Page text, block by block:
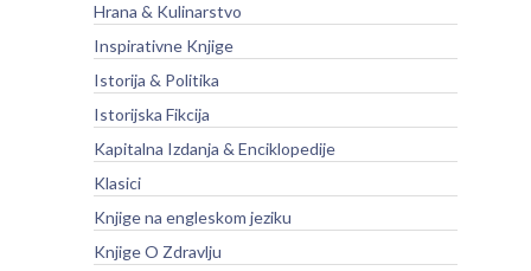
Hrana & Kulinarstvo
Inspirativne Knjige
Istorija & Politika
Istorijska Fikcija
Kapitalna Izdanja & Enciklopedije
Klasici
Knjige na engleskom jeziku
Knjige O Zdravlju